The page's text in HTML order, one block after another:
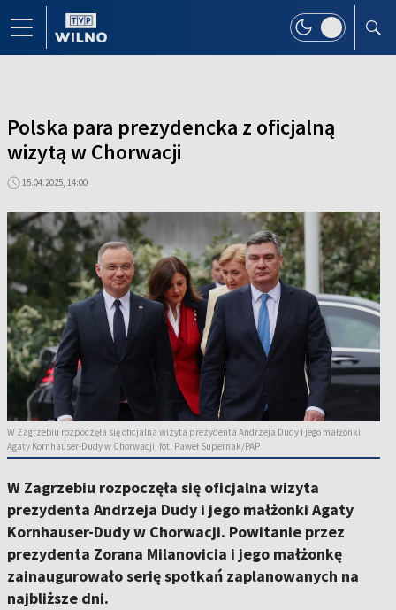
Polska para prezydencka z oficjalną
wizytą w Chorwacji
15.04.2025, 14:00
W Zagrzebiu rozpoczęła się oficjalna wizyta prezydenta Andrzeja Dudy i jego małżonki
Agaty Kornhauser-Dudy w Chorwacji, fot. Paweł Supernak/PAP
W Zagrzebiu rozpoczęła się oficjalna wizyta
prezydenta Andrzeja Dudy i jego małżonki Agaty
Kornhauser-Dudy w Chorwacji. Powitanie przez
prezydenta Zorana Milanovicia i jego małżonkę
zainaugurowało serię spotkań zaplanowanych na
najbliższe dni.